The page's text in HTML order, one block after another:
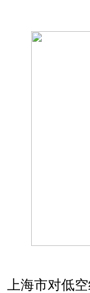
上海市对低